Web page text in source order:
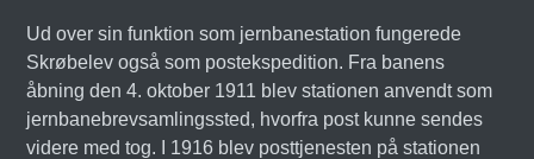
Ud over sin funktion som jernbanestation fungerede
Skrøbelev også som postekspedition. Fra banens
åbning den 4. oktober 1911 blev stationen anvendt som
jernbanebrevsamlingssted, hvorfra post kunne sendes
videre med tog. I 1916 blev posttjenesten på stationen